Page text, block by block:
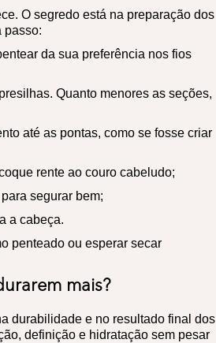
O segredo está na preparação dos
passo:
da sua preferência nos fios
Quanto menores as seções,
até as pontas, como se fosse criar
rente ao couro cabeludo;
segurar bem;
a cabeça.
penteado ou esperar secar
mais?
durabilidade e no resultado final dos
definição e hidratação sem pesar